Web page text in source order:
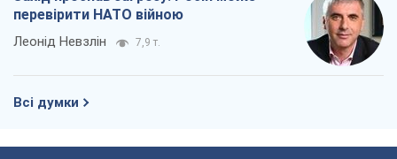
перевірити НАТО війною
Леонід Невзлін 7,9 т.
Всі думки